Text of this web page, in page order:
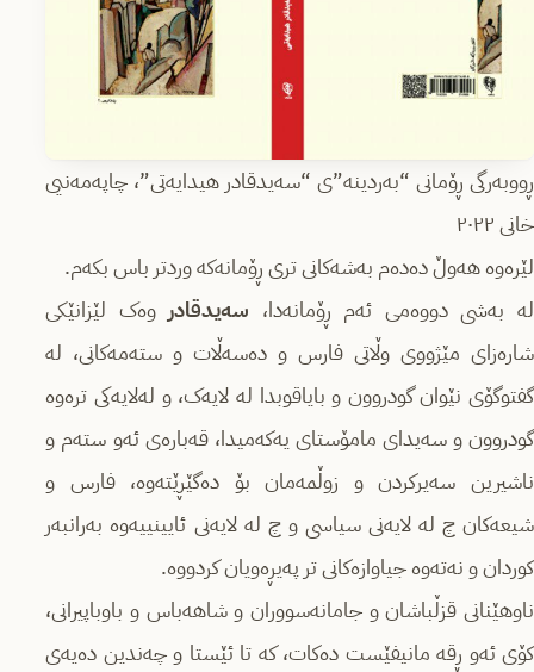
ڕووبەرگی ڕۆمانی “بەردینە”ی “سەیدقادر هیدایەتی”، چاپەمەنیی
خانی ٢٠٢٢
لێرەوە هەوڵ دەدەم بەشەکانی تری ڕۆمانەکە وردتر باس بکەم.
لە بەشی دووەمی ئەم ڕۆمانەدا، سەیدقادر وەک لێزانێکی
شارەزای مێژووی وڵاتی فارس و دەسەڵات و ستەمەکانی، لە
گفتوگۆی نێوان گودروون و بایاقوبدا لە لایەک، و لەلایەکی ترەوە
گودروون و سەیدای مامۆستای یەکەمیدا، قەبارەی ئەو ستەم و
ناشیرین سەیرکردن و زوڵمەمان بۆ دەگێڕێتەوە، فارس و
شیعەکان چ لە لایەنی سیاسی و چ لە لایەنی ئایینییەوە بەرانبەر
کوردان و نەتەوە جیاوازەکانی تر پەیڕەویان کردووە.
ناوهێنانی قزڵباشان و جامانەسووران و شاهەباس و باوباپیرانی،
کۆی ئەو ڕقە مانیفێست دەکات، کە تا ئێستا و چەندین دەیەی